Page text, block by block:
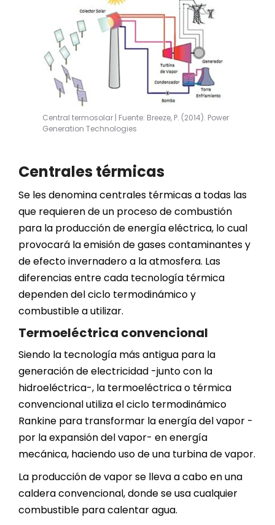
Central termosolar | Fuente: Breeze, P. (2014). Power
Generation Technologies
Centrales térmicas
Se les denomina centrales térmicas a todas las
que requieren de un proceso de combustión
para la producción de energía eléctrica, lo cual
provocará la emisión de gases contaminantes y
de efecto invernadero a la atmosfera. Las
diferencias entre cada tecnología térmica
dependen del ciclo termodinámico y
combustible a utilizar.
Termoeléctrica convencional
Siendo la tecnología más antigua para la
generación de electricidad -junto con la
hidroeléctrica-, la termoeléctrica o térmica
convencional utiliza el ciclo termodinámico
Rankine para transformar la energía del vapor -
por la expansión del vapor- en energía
mecánica, haciendo uso de una turbina de vapor.
La producción de vapor se lleva a cabo en una
caldera convencional, donde se usa cualquier
combustible para calentar agua.